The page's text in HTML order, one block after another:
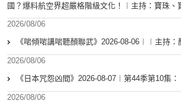
國？爆料航空界超嚴格階級文化！︱主持：寶珠、
2026/08/06
《啱傾啱講啱聽顏聯武》2026-08-06︱︱主持：
2026/08/06
《日本咒怨凶間》2026-08-07︱第44季第10集
2026/08/06